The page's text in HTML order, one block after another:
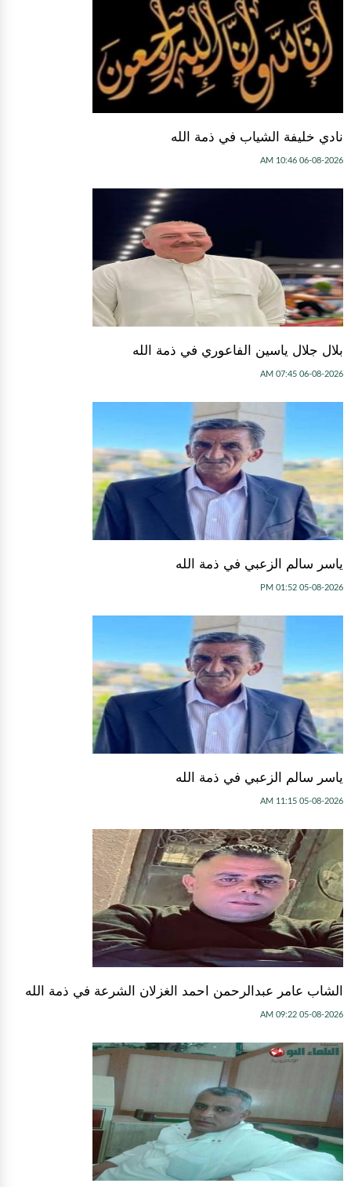
نادي خليفة الشياب في ذمة الله
06-08-2026 10:46 AM
بلال جلال ياسين الفاعوري في ذمة الله
06-08-2026 07:45 AM
ياسر سالم الزعبي في ذمة الله
05-08-2026 01:52 PM
ياسر سالم الزعبي في ذمة الله
05-08-2026 11:15 AM
الشاب عامر عبدالرحمن احمد الغزلان الشرعة في ذمة الله
05-08-2026 09:22 AM